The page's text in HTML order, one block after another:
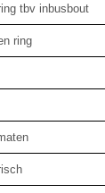
tbv inbusbout
ring